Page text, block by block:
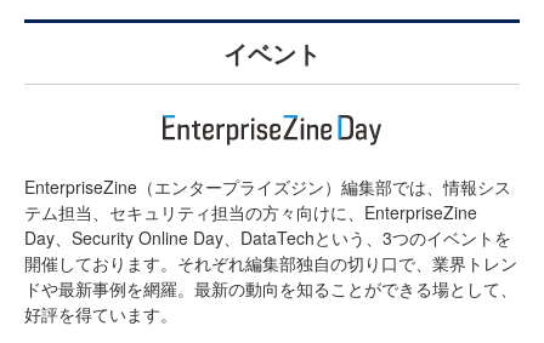
イベント
EnterpriseZine（エンタープライズジン）編集部では、情報シス
テム担当、セキュリティ担当の方々向けに、EnterpriseZine
Day、Security Online Day、DataTechという、3つのイベントを
開催しております。それぞれ編集部独自の切り口で、業界トレン
ドや最新事例を網羅。最新の動向を知ることができる場として、
好評を得ています。